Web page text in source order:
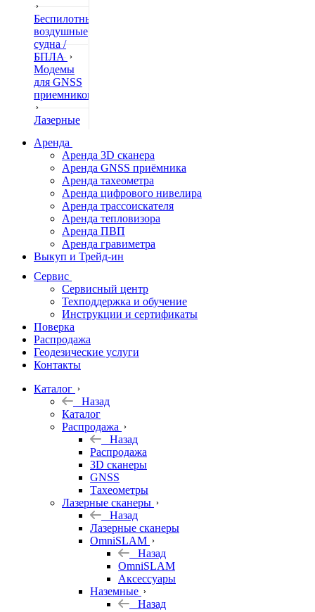
Беспилотные
воздушные
судна /
БПЛА
Модемы
для GNSS
приемников
Лазерные
Нивелиры
Теодолиты
Трассоискатели
Неразрушающий
контроль
Аксессуары
Софт
Георадары
Акции
Гидрография
Подбор
оборудования
по задачам
Архив
Геодезическое
оборудование
Аренда
Аренда 3D сканера
Аренда GNSS приёмника
Аренда тахеометра
Аренда цифрового нивелира
Аренда трассоискателя
Аренда тепловизора
Аренда ПВП
Аренда гравиметра
Выкуп и Трейд-ин
Сервис
Сервисный центр
Техподдержка и обучение
Инструкции и сертификаты
Поверка
Распродажа
Геодезические услуги
Контакты
Каталог
Назад
Каталог
Распродажа
Назад
Распродажа
3D сканеры
GNSS
Тахеометры
Лазерные сканеры
Назад
Лазерные сканеры
OmniSLAM
Назад
OmniSLAM
Аксессуары
Наземные
Назад